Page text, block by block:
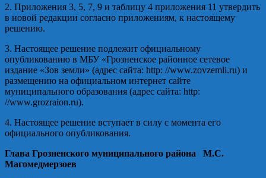
2. Приложения 3, 5, 7, 9 и таблицу 4 приложения 11 утвердить
в новой редакции согласно приложениям, к настоящему
решению.
3. Настоящее решение подлежит официальному
опубликованию в МБУ «Грозненское районное сетевое
издание «Зов земли» (адрес сайта: http: //www.zovzemli.ru) и
размещению на официальном интернет сайте
муниципального образования (адрес сайта: http:
//www.grozraion.ru).
4. Настоящее решение вступает в силу с момента его
официального опубликования.
Глава Грозненского муниципального района
М.С.
Магомедмерзоев